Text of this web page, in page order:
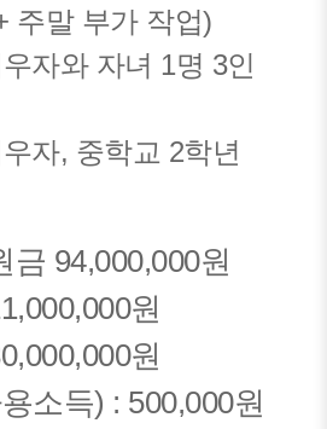
주말 부가 작업)
자와 자녀 1명 3인
자, 중학교 2학년
금 94,000,000원
원
원
소득) : 500,000원